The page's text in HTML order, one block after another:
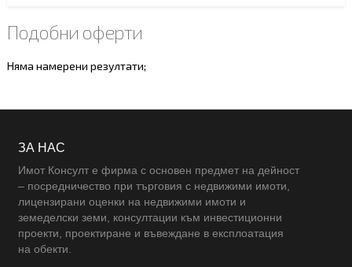
Подобни оферти
Няма намерени резултати;
ЗА НАС
Имот Консулт е фирма с основен предмет на дейност
– посредничество при търговия с недвижими имоти,
лицензирани оценки на недвижими имоти и
земеделски земи, консултации към инвестиционни
проекти, проектиране и въвеждане в експлоатация
на обекти.